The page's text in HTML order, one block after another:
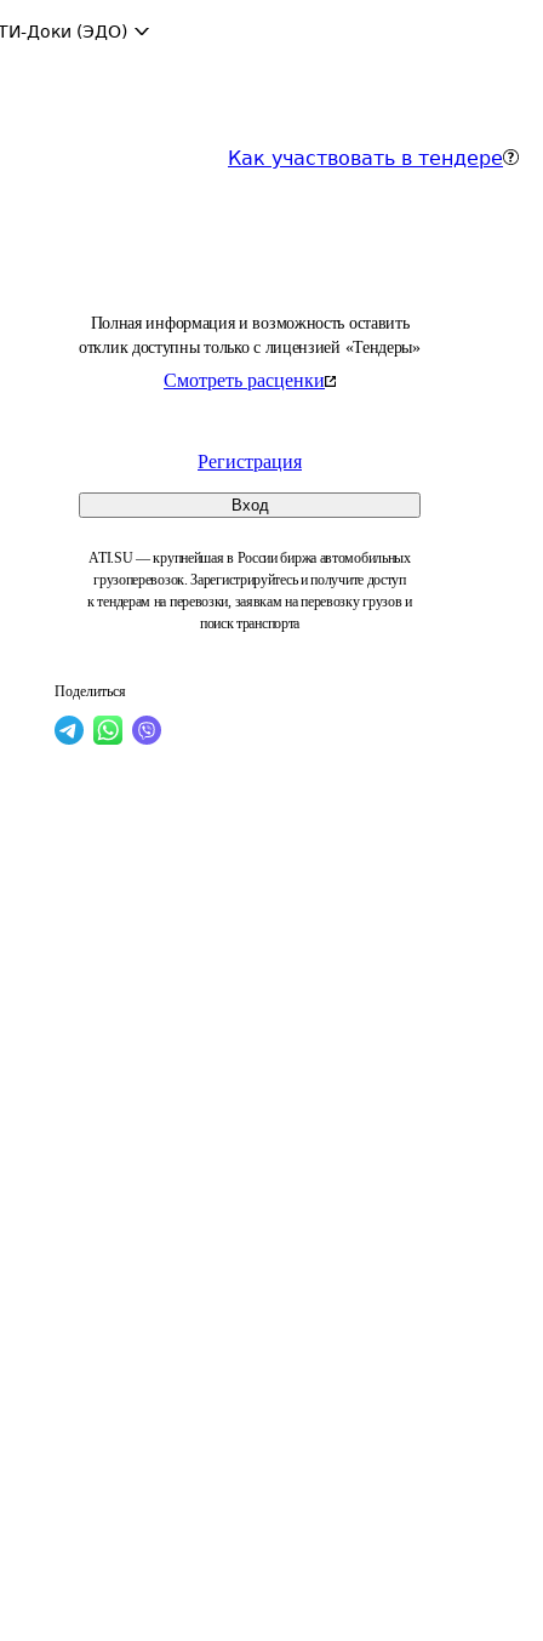
Доки (ЭДО)
Как участвовать в тендере
Полная информация и возможность оставить
отклик доступны только с лицензией «Тендеры»
Смотреть расценки
Регистрация
Вход
ATI.SU — крупнейшая в России биржа автомобильных
грузоперевозок. Зарегистрируйтесь и получите доступ
к тендерам на перевозки, заявкам на перевозку грузов и
поиск транспорта
Поделиться